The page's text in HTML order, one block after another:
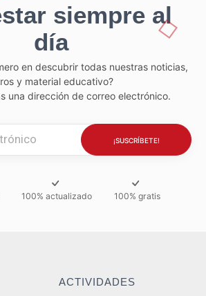
siempre al
día
en descubrir todas nuestras noticias,
y material educativo?
una dirección de correo electrónico.
100% actualizado 100% gratis
ACTIVIDADES